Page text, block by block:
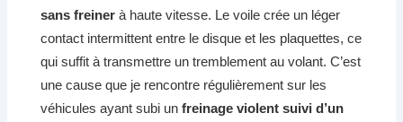
sans freiner à haute vitesse. Le voile crée un léger
contact intermittent entre le disque et les plaquettes, ce
qui suffit à transmettre un tremblement au volant. C’est
une cause que je rencontre régulièrement sur les
véhicules ayant subi unfreinage violent suivi d’un